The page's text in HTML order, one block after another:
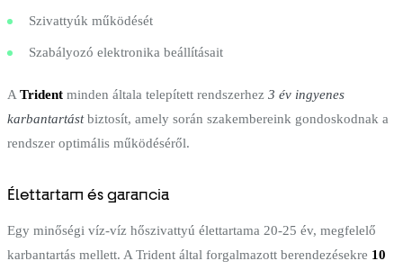
Szivattyúk működését
Szabályozó elektronika beállításait
A Trident minden általa telepített rendszerhez 3 év ingyenes
karbantartástbiztosít, amely során szakembereink gondoskodnak a
rendszer optimális működéséről.
Élettartam és garancia
Egy minőségi víz-víz hőszivattyú élettartama 20-25 év, megfelelő
karbantartás mellett. A Trident által forgalmazott berendezésekre 10